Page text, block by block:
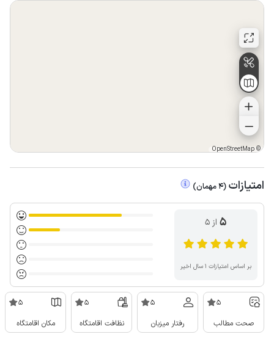
©
OpenStreetMap
امتیازات (
4مهمان)
5 از ۵
بر اساس امتیازات ۱ سال اخیر
5
صحت مطالب
5
رفتار میزبان
5
نظافت اقامتگاه
5
مکان اقامتگاه